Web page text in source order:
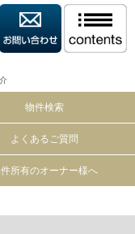
物件検索
よくあるご質問
所有のオーナー様へ